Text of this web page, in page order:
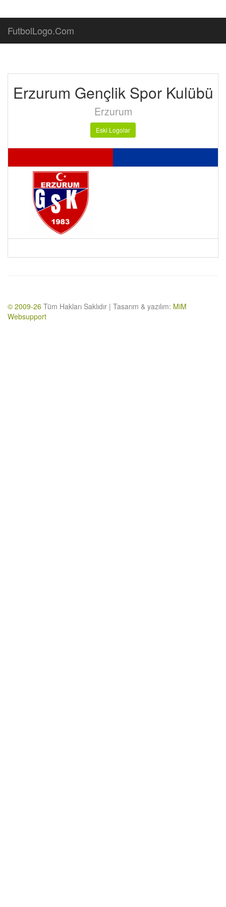
FutbolLogo.Com
Erzurum Gençlik Spor Kulübü
Erzurum
Eski Logolar
© 2009-26 Tüm Hakları Saklıdır | Tasarım & yazılım: MiM
Websupport